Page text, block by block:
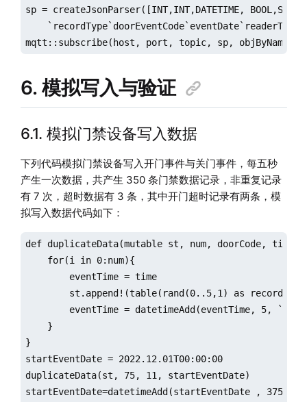
sp = createJsonParser([INT,INT,DATETIME,
mqtt::subscribe(host, port, topic, sp,
6. 模拟写入与验证
6.1. 模拟门禁设备写入数据
下列代码模拟门禁设备写入开门事件与关门事件，每五秒
产生一次数据，共产生 350 条门禁数据记录，非重复记录
有 7 次，超时数据有 3 条，其中开门超时记录有两条，模
拟写入数据代码如下：
def duplicateData(mutable st, num, doorCode, time){
    for(i in 0:num){
        eventTime = time
st.append!(table(rand(0..5,1) as
        eventTime = datetimeAdd(eventTime, 5, `s)
    }
}
startEventDate = 2022.12.01T00:00:00
duplicateData(st, 75, 11, startEventDate)
startEventDate=datetimeAdd(startEventDate , 375,